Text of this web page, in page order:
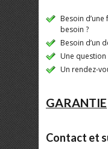
Besoin
besoin ?
Besoin d’un
Une
Un rendez-
GARANTIE
Contact et